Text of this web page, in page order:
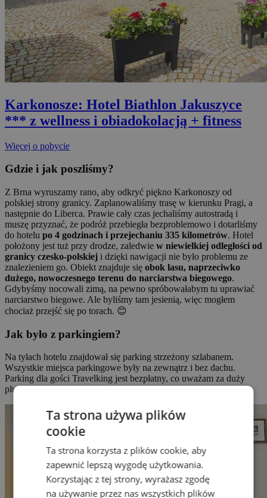
Karkonosze: Hotel Biathlon Jakuszyce
*** z wellness i obiadokolacją + fitness
Więcej o pobycie
Gdzie i jak poszliśmy?
Z Brna wyruszamy rano, aby odkryć piękno Karkonoszy od
polskiej strony granicy. Zaplanowaliśmy trasę w kierunku Pragi, a
następnie do Liberca. Prawie cały czas jechaliśmy autostradą i
muszę przyznać, że podróż przebiegła bezproblemowo i dotarliśmy
do hotelu po 4 godzinach i przejechaniu 335 kilometrów. Hotel
położony jest tuż przy drodze, zaledwie w niewielkiej odległości od
granicy czesko-polskiej i dzięki nawigacji nie było problemu ze
znalezieniem go. Obiekt znajduje się obok lasu, naprzeciwko
dużego, nowoczesnego terenu do narciarstwa biegowego.
Gdybyśmy nocowali zimą, na pewno spróbowałabym tu uprawiać
narciarstwo biegowe. Ale byliśmy tam jesienią, więc mogłem
chociaż przejść się po torach. 😊
Jak było z parkingiem?
Na tyłach hotelu znajdował się parking strzeżony szlabanem.
Wszystkie miejsca parkingowe były na zewnątrz i bez dachu.
Parking dla gości Travelking jest bezpłatny, co uważam za duży
plus.
Ta strona używa plików
cookie
Ta strona korzysta z plików cookie, aby
zapewnić lepszą wygodę użytkowania.
Korzystając z tej strony, wyrażasz zgodę
na używanie przez nas wszystkich plików